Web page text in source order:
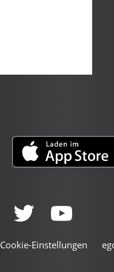
Cookie-Einstellungen